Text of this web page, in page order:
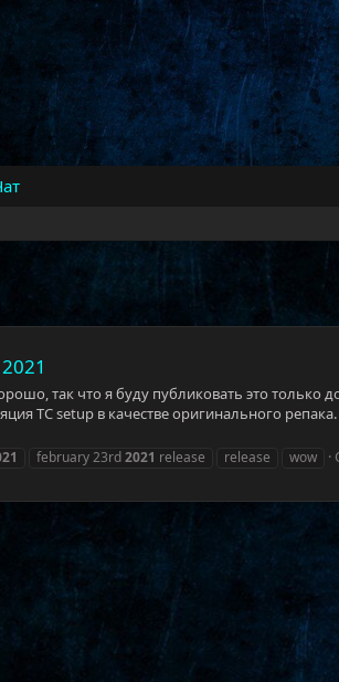
так что я буду публиковать это только
TC setup в качестве оригинального
february 23rd2021 release release wow